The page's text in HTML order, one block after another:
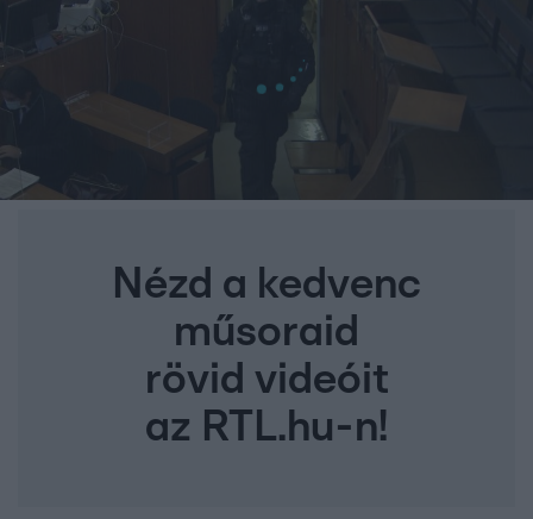
Nézd a kedvenc
műsoraid
rövid videóit
az RTL.hu-n!